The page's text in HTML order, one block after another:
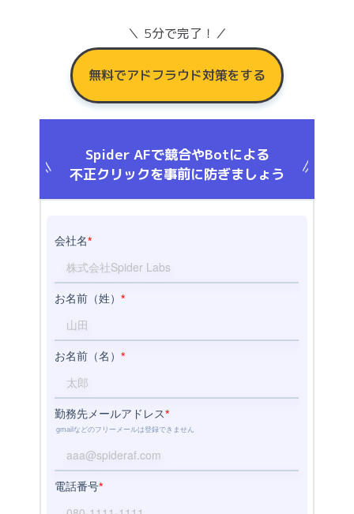
＼ 5分で完了！／
無料でアドフラウド対策をする
Spider AFで競合やBotによる
不正クリックを事前に防ぎましょう